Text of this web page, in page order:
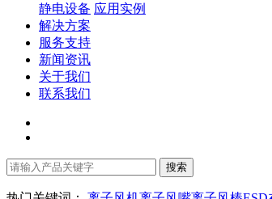
静电设备 应用实例
解决方案
服务支持
新闻资讯
关于我们
联系我们